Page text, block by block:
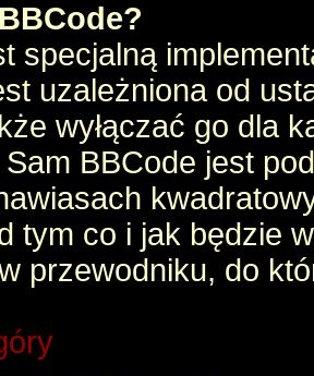
specjalną
uzależniona od
wyłączać go dla
Sam BBCode jest
tym co i jak będzie
przewodniku, do